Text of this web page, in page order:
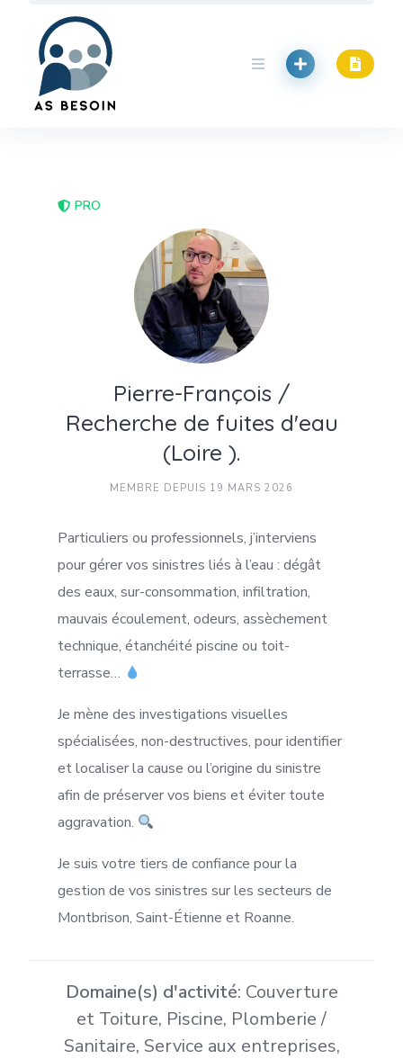
content
PRO
Pierre-François /
Recherche de fuites d'eau
(Loire ).
MEMBRE DEPUIS 19 MARS 2026
Particuliers ou professionnels, j’interviens
pour gérer vos sinistres liés à l’eau : dégât
des eaux, sur-consommation, infiltration,
mauvais écoulement, odeurs, assèchement
technique, étanchéité piscine ou toit-
terrasse…
Je mène des investigations visuelles
spécialisées, non-destructives, pour identifier
et localiser la cause ou l’origine du sinistre
afin de préserver vos biens et éviter toute
aggravation.
Je suis votre tiers de confiance pour la
gestion de vos sinistres sur les secteurs de
Montbrison, Saint-Étienne et Roanne.
Domaine(s) d'activité: Couverture
et Toiture, Piscine, Plomberie /
Sanitaire, Service aux entreprises,